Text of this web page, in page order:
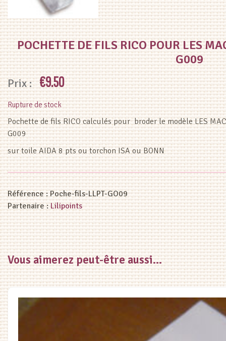
POCHETTE DE FILS RICO POUR LES
G009
€9.50
Rupture de stock
Pochette de fils RICO calculés pour broder le modèle LES
G009
sur toile AIDA 8 pts ou torchon ISA ou BONN
Référence :Poche-fils-LLPT-GO09
Partenaire :Lilipoints
Vous aimerez peut-être aussi…